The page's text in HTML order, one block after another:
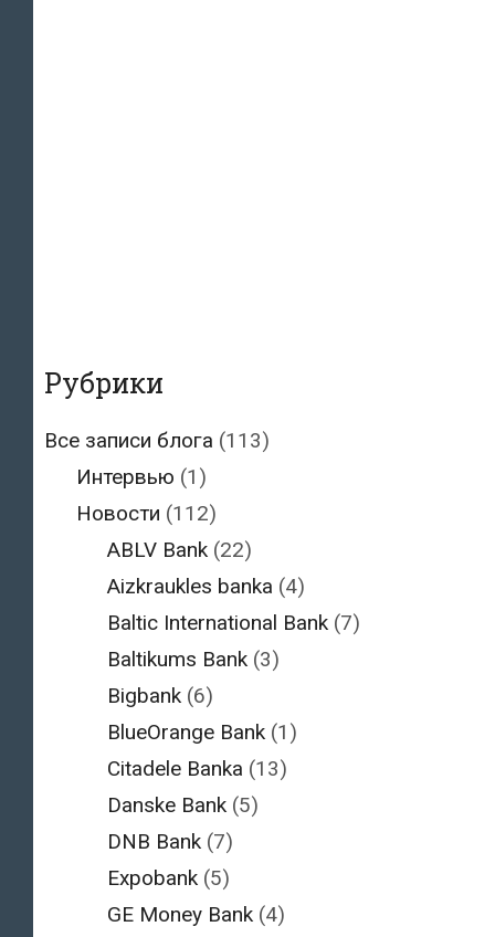
Рубрики
Все записи блога (113)
Интервью (1)
Новости (112)
ABLV Bank (22)
Aizkraukles banka (4)
Baltic International Bank (7)
Baltikums Bank (3)
Bigbank (6)
BlueOrange Bank (1)
Citadele Banka (13)
Danske Bank (5)
DNB Bank (7)
Expobank (5)
GE Money Bank (4)